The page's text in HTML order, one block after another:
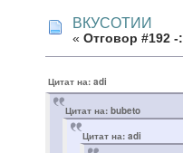
ВКУСОТИИ
« Отговор #192 -:
Цитат на: adi
Цитат на: bubeto
Цитат на: adi